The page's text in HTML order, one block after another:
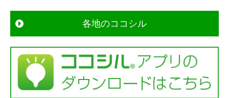
ー
シ
ョ
ン
各地のココシル